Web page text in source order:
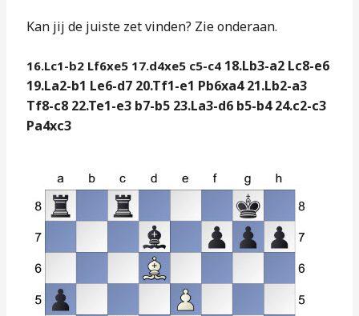
Kan jijde juiste zet vinden? Zie onderaan.
16.Lc1-b2 Lf6xe5 17.d4xe5 c5-c4 18.Lb3-a2 Lc8-e6
19.La2-b1 Le6-d7 20.Tf1-e1 Pb6xa4 21.Lb2-a3
Tf8-c8 22.Te1-e3 b7-b5 23.La3-d6 b5-b424.c2-c3
Pa4xc3